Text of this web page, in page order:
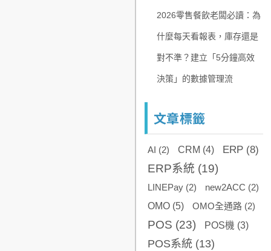
2026零售餐飲老闆必讀：為
什麼每天看報表，庫存還是
對不準？建立「5分鐘高效
決策」的數據管理流
文章標籤
AI (2) CRM (4) ERP(8)
ERP系統 (19)
LINEPay(2) new2ACC (2)
OMO(5) OMO全通路(2)
POS (23) POS機 (3)
POS系統(13)